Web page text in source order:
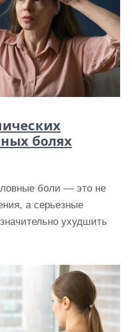
болях
боли — это не
а серьезные
ухудшить